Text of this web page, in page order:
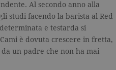
Al secondo anno alla
studi facendo la barista al Red
e testarda si
è dovuta crescere in fretta,
un padre che non ha mai